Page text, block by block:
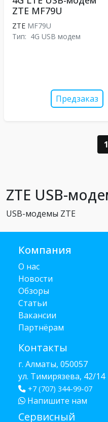
ZTE MF79U
ZTE MF79U
Тип: 4G USB модем
Предзаказ
1
ZTE USB-
USB-модемы ZTE
Компания
О нас
Новости
Обзоры
Статьи
Вакансии
Партнёрам
Контакты
г. Алматы, 050057
ул. Тимирязева, 42/14
+7 (707) 344-99-07
Напишите нам
Сервисный